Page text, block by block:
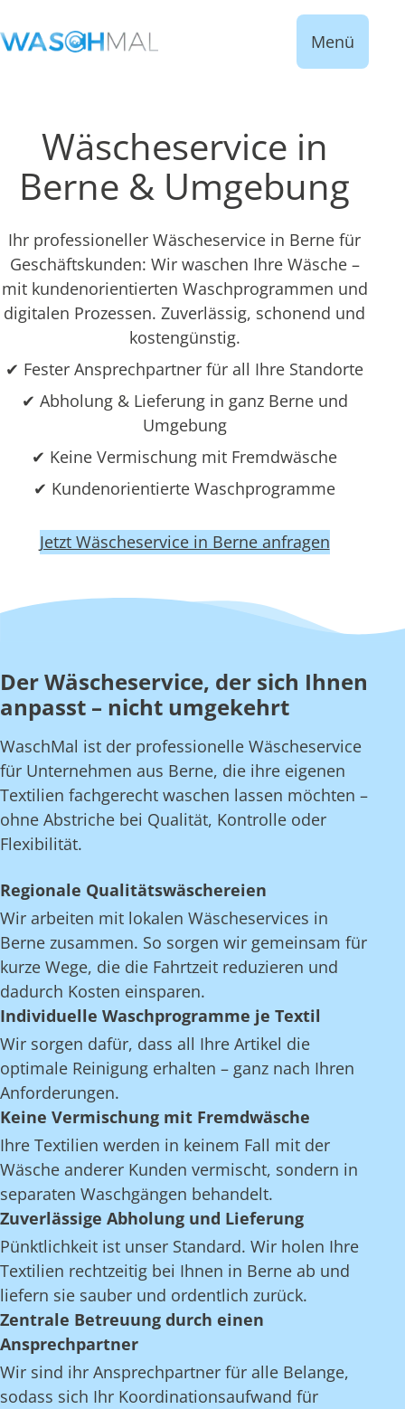
Menü
Wäscheservice in
Berne & Umgebung
Ihr professioneller Wäscheservice in Berne für
Geschäftskunden: Wir waschen Ihre Wäsche –
mit kundenorientierten Waschprogrammen und
digitalen Prozessen. Zuverlässig, schonend und
kostengünstig.
✔ Fester Ansprechpartner für all Ihre Standorte
✔ Abholung & Lieferung in ganz Berne und
Umgebung
✔ Keine Vermischung mit Fremdwäsche
✔ Kundenorientierte Waschprogramme
Jetzt Wäscheservice in Berne anfragen
Der Wäscheservice, der sich Ihnen
anpasst – nicht umgekehrt
WaschMal ist der professionelle Wäscheservice
für Unternehmen aus Berne, die ihre eigenen
Textilien fachgerecht waschen lassen möchten –
ohne Abstriche bei Qualität, Kontrolle oder
Flexibilität.
Regionale Qualitätswäschereien
Wir arbeiten mit lokalen Wäscheservices in
Berne zusammen. So sorgen wir gemeinsam für
kurze Wege, die die Fahrtzeit reduzieren und
dadurch Kosten einsparen.
Individuelle Waschprogramme je Textil
Wir sorgen dafür, dass all Ihre Artikel die
optimale Reinigung erhalten – ganz nach Ihren
Anforderungen.
Keine Vermischung mit Fremdwäsche
Ihre Textilien werden in keinem Fall mit der
Wäsche anderer Kunden vermischt, sondern in
separaten Waschgängen behandelt.
Zuverlässige Abholung und Lieferung
Pünktlichkeit ist unser Standard. Wir holen Ihre
Textilien rechtzeitig bei Ihnen in Berne ab und
liefern sie sauber und ordentlich zurück.
Zentrale Betreuung durch einen
Ansprechpartner
Wir sind ihr Ansprechpartner für alle Belange,
sodass sich Ihr Koordinationsaufwand für